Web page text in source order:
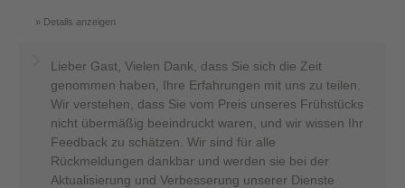
Details anzeigen
Lieber Gast, Vielen Dank, dass Sie sich die Zeit
genommen haben, Ihre Erfahrungen mit uns zu teilen.
Wir verstehen, dass Sie vom Preis unseres Frühstücks
nicht übermäßig beeindruckt waren, und wir wissen Ihr
Feedback zu schätzen. Wir sind für alle
Rückmeldungen dankbar und werden sie bei der
Aktualisierung und Verbesserung unserer Dienste